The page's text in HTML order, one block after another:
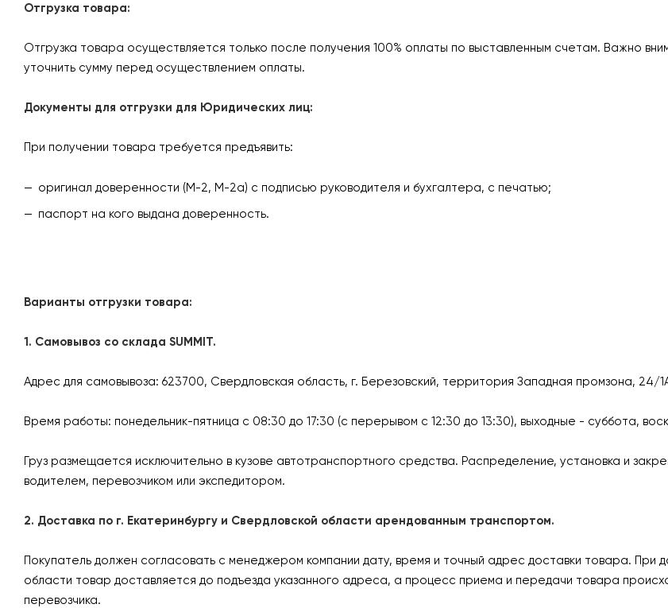
Отгрузка товара:
Отгрузка товара осуществляется только после получения 100% оплаты по выставленным счетам. Важно
уточнить сумму перед осуществлением оплаты.
Документы для отгрузки для Юридических лиц:
При получении товара требуется предъявить:
оригинал доверенности (М-2, М-2а) с подписью руководителя и бухгалтера, с печатью;
паспорт на кого выдана доверенность.
Варианты отгрузки товара:
1. Самовывоз со склада SUMMIT.
Адрес для самовывоза: 623700, Свердловская область, г. Березовский, территория Западная промзона, 24/
Время работы: понедельник-пятница с 08:30 до 17:30 (с перерывом с 12:30 до 13:30), выходные - суббота,
Груз размещается исключительно в кузове автотранспортного средства. Распределение, установка и
водителем, перевозчиком или экспедитором.
2. Доставка по г. Екатеринбургу и Свердловской области арендованным транспортом.
Покупатель должен согласовать с менеджером компании дату, время и точный адрес доставки товара. При
области товар доставляется до подъезда указанного адреса, а процесс приема и передачи товара
перевозчика.